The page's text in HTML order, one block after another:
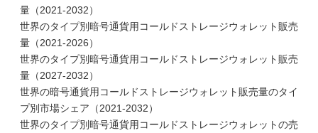
量（2021-2032）
世界のタイプ別暗号通貨用コールドストレージウォレット販売
量（2021-2026）
世界のタイプ別暗号通貨用コールドストレージウォレット販売
量（2027-2032）
世界の暗号通貨用コールドストレージウォレット販売量のタイ
プ別市場シェア（2021-2032）
世界のタイプ別暗号通貨用コールドストレージウォレットの売